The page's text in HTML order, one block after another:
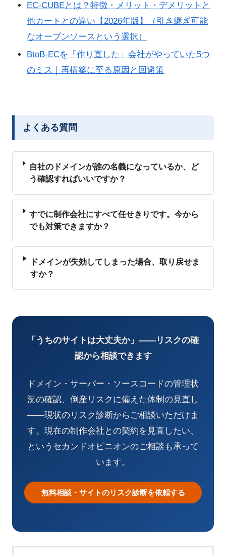
EC-CUBEとは？特徴・メリット・デメリットと
他カートとの違い【2026年版】（引き継ぎ可能
なオープンソースという選択）
BtoB-ECを「作り直した」会社がやっていた5つ
のミス｜再構築に至る原因と回避策
よくある質問
自社のドメインが誰の名義になっているか、ど
う確認すればいいですか？
すでに制作会社にすべて任せきりです。今から
でも対策できますか？
ドメインが失効してしまった場合、取り戻せま
すか？
「うちのサイトは大丈夫か」——リスクの確
認から相談できます
ドメイン・サーバー・ソースコードの管理状
況の確認、倒産リスクに備えた体制の見直し
——現状のリスク診断からご相談いただけま
す。現在の制作会社との契約を見直したい、
というセカンドオピニオンのご相談も承って
います。
無料相談・サイトのリスク診断を依頼する